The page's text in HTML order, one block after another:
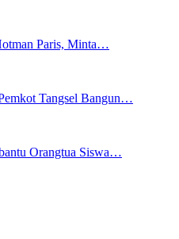
Paris, Minta…
Tangsel Bangun…
Orangtua Siswa…